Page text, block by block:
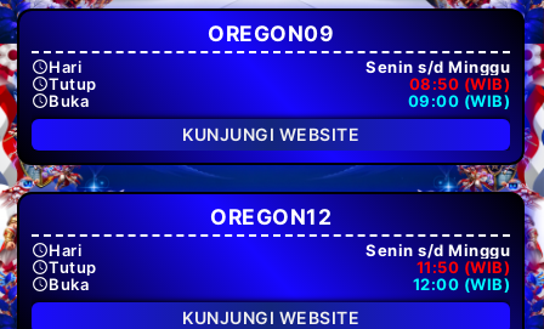
OREGON09
Hari
Senin s/d Minggu
Tutup
08:50 (WIB)
Buka
09:00 (WIB)
KUNJUNGI WEBSITE
OREGON12
Hari
Senin s/d Minggu
Tutup
11:50 (WIB)
Buka
12:00 (WIB)
KUNJUNGI WEBSITE